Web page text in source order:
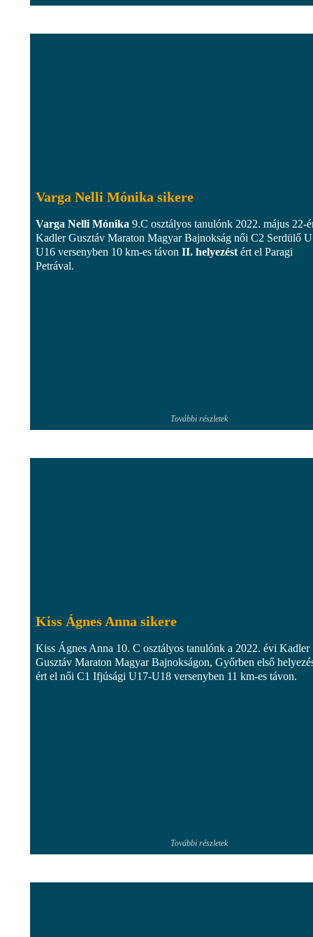
Varga Nelli Mónika sikere
Varga Nelli Mónika 9.C osztályos tanulónk 2022. május 22-
Kadler Gusztáv Maraton Magyar Bajnokság női C2 Serdülő
U16 versenyben 10 km-es távon II. helyezést ért el Paragi
Petrával.
További részletek
Kiss Ágnes Anna sikere
Kiss Ágnes Anna 10. C osztályos tanulónk a 2022. évi Kadler
Gusztáv Maraton Magyar Bajnokságon, Győrben első
ért el női C1 Ifjúsági U17-U18 versenyben 11 km-es távon.
További részletek